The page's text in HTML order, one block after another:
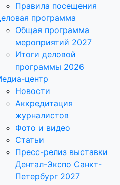
Правила посещения
программа
Общая программа
мероприятий 2027
Итоги деловой
программы 2026
центр
Новости
Аккредитация
журналистов
Фото и видео
Статьи
Пресс-релиз выставки
Дентал-Экспо Санкт-
Петербург 2027